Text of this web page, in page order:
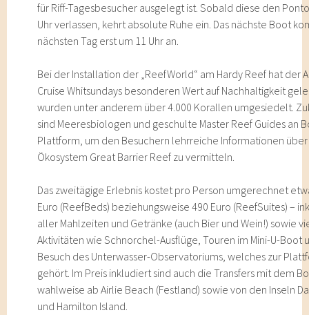
für Riff-Tagesbesucher ausgelegt ist. Sobald diese den
Uhr verlassen, kehrt absolute Ruhe ein. Das nächste Boot
nächsten Tag erst um 11 Uhr an.
Bei der Installation der „ReefWorld“ am Hardy Reef hat der
Cruise Whitsundays besonderen Wert auf Nachhaltigkeit
wurden unter anderem über 4.000 Korallen umgesiedelt.
sind Meeresbiologen und geschulte Master Reef Guides an
Plattform, um den Besuchern lehrreiche Informationen
Ökosystem Great Barrier Reef zu vermitteln.
Das zweitägige Erlebnis kostet pro Person umgerechnet
Euro (ReefBeds) beziehungsweise 490 Euro (ReefSuites) –
aller Mahlzeiten und Getränke (auch Bier und Wein!) sowie
Aktivitäten wie Schnorchel-Ausflüge, Touren im Mini-U-Boot
Besuch des Unterwasser-Observatoriums, welches zur
gehört. Im Preis inkludiert sind auch die Transfers mit dem
wahlweise ab Airlie Beach (Festland) sowie von den Inseln
und Hamilton Island.